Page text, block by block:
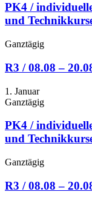
PK4 /
und
Ganztägig
R3 / 08.08 –
1. Januar
Ganztägig
PK4 /
und
Ganztägig
R3 / 08.08 –